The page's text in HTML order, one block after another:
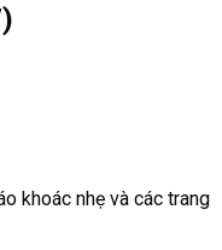
khoác nhẹ và các trang